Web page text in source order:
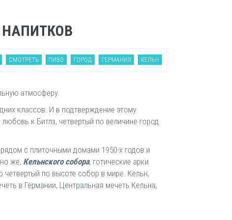
СМОТРЕТЬ ПИВО ГОРОД ГЕРМАНИЯ КЕЛЬН
атмосферу.
классов. И в подтверждение этому
к Битлз, четвертый по величине город
с плиточными домами 1950-х годов и
же, Кельнского собора, готические арки
четвертый по высоте собор в мире. Кельн,
в Германии, Центральная мечеть Кельна,